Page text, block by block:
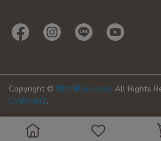
Copyright © 酷比樂Amuzinc All Rights
CYBERBIZ.